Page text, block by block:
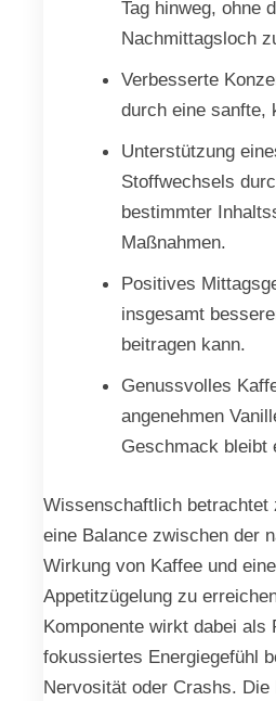
Tag hinweg, ohne
Nachmittagsloch
Verbesserte
durch eine sanfte,
Unterstützung
Stoffwechsels
bestimmter
Maßnahmen.
Positives
insgesamt
beitragen kann.
Genussvolles
angenehmen
Geschmack bleibt
Wissenschaftlich betrachtet
eine Balance zwischen der
Wirkung von Kaffee und
Appetitzügelung zu
Komponente wirkt dabei als
fokussiertes Energiegefühl
Nervosität oder Crashs. Die